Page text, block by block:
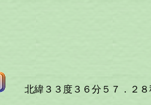
北緯３３度３６分５７．２８